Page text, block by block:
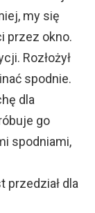
my się
przez okno.
Rozłożył
spodnie.
dla
go
spodniami,
przedział dla